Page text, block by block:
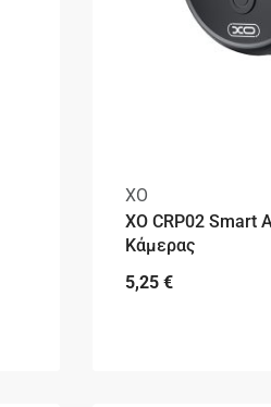
XO
XO CRP02 Smart
Κάμερας
5,25 €